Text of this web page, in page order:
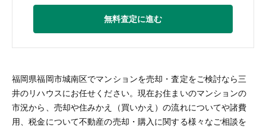
無料査定に進む
福岡県福岡市城南区でマンションを売却・査定をご検討なら三
井のリハウスにお任せください。現在お住まいのマンションの
市況から、売却や住みかえ（買いかえ）の流れについてや諸費
用、税金について不動産の売却・購入に関する様々なご相談を